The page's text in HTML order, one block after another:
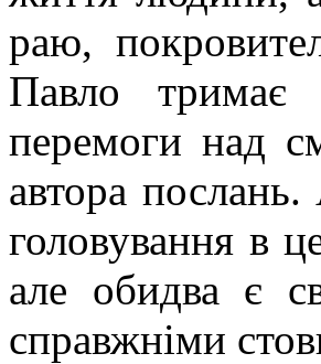
раю,
Павло
перемоги над
автора
головування в
але обидва є
справжніми